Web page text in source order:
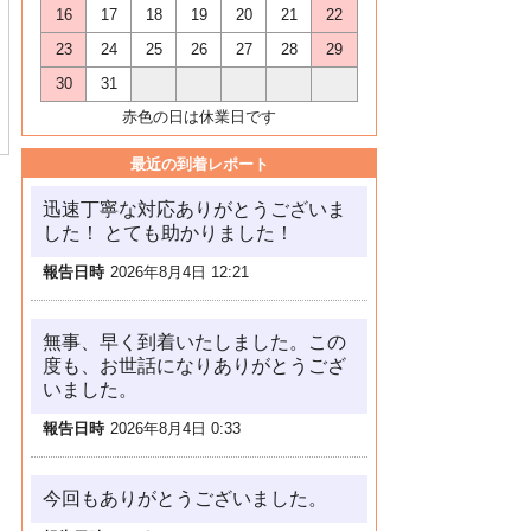
16
17 18 19 20 21
22
23
24 25 26 27 28
29
30
31
赤色の日は休業日です
最近の到着レポート
迅速丁寧な対応ありがとうございま
した！ とても助かりました！
報告日時 2026年8月4日 12:21
無事、早く到着いたしました。この
度も、お世話になりありがとうござ
いました。
報告日時 2026年8月4日 0:33
今回もありがとうございました。